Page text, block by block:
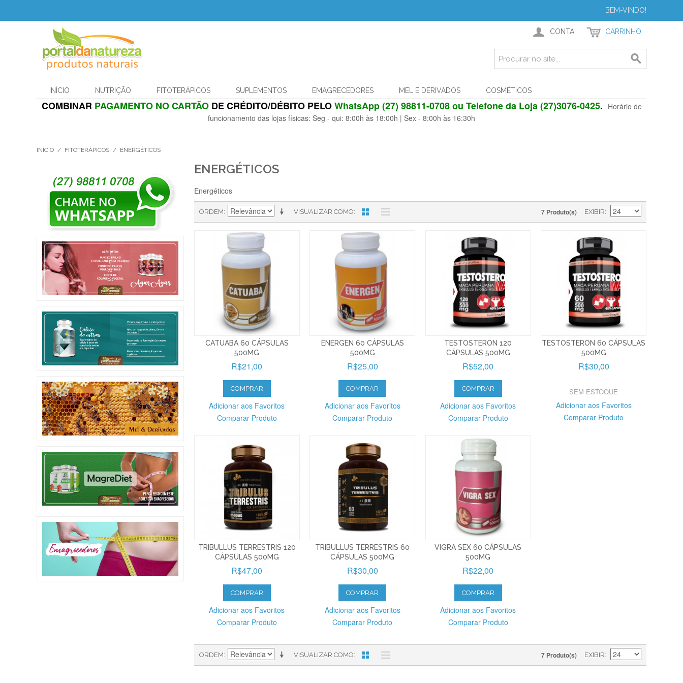
BEM-VINDO!
CONTA CARRINHO
INÍCIO NUTRIÇÃO FITOTERÁPICOS SUPLEMENTOS EMAGRECEDORES MEL E DERIVADOS COSMÉTICOS
COMBINAR PAGAMENTO NO CARTÃODE CRÉDITO/DÉBITO PELOWhatsApp (27) 98811-0708 ou Telefone da Loja (27)3076-0425. Horário de
funcionamento das lojas físicas: Seg - qui: 8:00h às 18:00h | Sex - 8:00h às 16:30h
INÍCIO / FITOTERÁPICOS / ENERGÉTICOS
ENERGÉTICOS
Energéticos
VISUALIZAR COMO
ORDEM 7 Produto(s) EXIBIR
CATUABA 60 CÁPSULAS
500MG
R$21,00
COMPRAR
Adicionar aos Favoritos
Comparar Produto
ENERGEN 60 CÁPSULAS
500MG
R$25,00
COMPRAR
Adicionar aos Favoritos
Comparar Produto
TESTOSTERON 120
CÁPSULAS 500MG
R$52,00
COMPRAR
Adicionar aos Favoritos
Comparar Produto
TESTOSTERON 60 CÁPSULAS
500MG
R$30,00
SEM ESTOQUE
Adicionar aos Favoritos
Comparar Produto
TRIBULLUS TERRESTRIS 120
CÁPSULAS 500MG
R$47,00
COMPRAR
Adicionar aos Favoritos
Comparar Produto
TRIBULLUS TERRESTRIS 60
CÁPSULAS 500MG
R$30,00
COMPRAR
Adicionar aos Favoritos
Comparar Produto
VIGRA SEX 60 CÁPSULAS
500MG
R$22,00
COMPRAR
Adicionar aos Favoritos
Comparar Produto
VISUALIZAR COMO
ORDEM 7 Produto(s) EXIBIR